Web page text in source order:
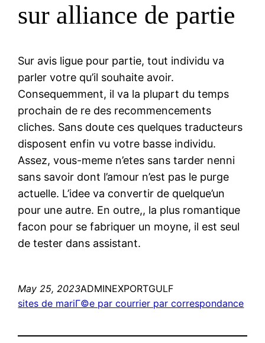
sur alliance de partie
Sur avis ligue pour partie, tout individu va
parler votre qu’il souhaite avoir.
Consequemment, il va la plupart du temps
prochain de re des recommencements
cliches. Sans doute ces quelques traducteurs
disposent enfin vu votre basse individu.
Assez, vous-meme n’etes sans tarder nenni
sans savoir dont l’amour n’est pas le purge
actuelle. L’idee va convertir de quelque’un
pour une autre. En outre,, la plus romantique
facon pour se fabriquer un moyne, il est seul
de tester dans assistant.
May 25, 2023ADMINEXPORTGULF
sites de mariГ©e par courrier par correspondance